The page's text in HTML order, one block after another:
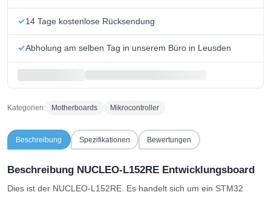
14 Tage kostenlose Rücksendung
Abholung am selben Tag in unserem Büro in Leusden
Kategorien: Motherboards Mikrocontroller
Beschreibung Spezifikationen Bewertungen
Beschreibung NUCLEO-L152RE Entwicklungsboard
Dies ist der NUCLEO-L152RE. Es handelt sich um ein STM32